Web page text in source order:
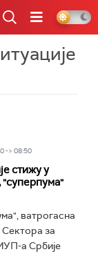
-> 08:50
стижу у
ватрогасна
за
а Србије